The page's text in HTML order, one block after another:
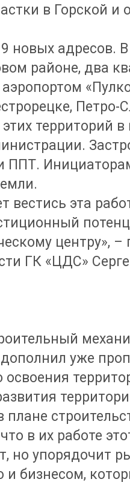
в Горской
новых адресов.
районе, два
Петро-
территорий
ППТ.
вестись эта
центру», –
ГК «ЦДС»
дополнил уже
плане
в их работе
но упорядочит
бизнесом,